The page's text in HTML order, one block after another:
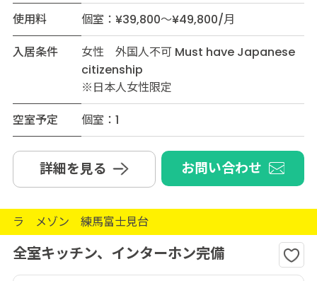
使用料
個室：¥39,800～¥49,800/月
入居条件
女性 外国人不可 Must have Japanese
citizenship
※日本人女性限定
空室予定
個室：1
詳細を見る お問い合わせ
ラ メゾン 練馬富士見台
全室キッチン、インターホン完備